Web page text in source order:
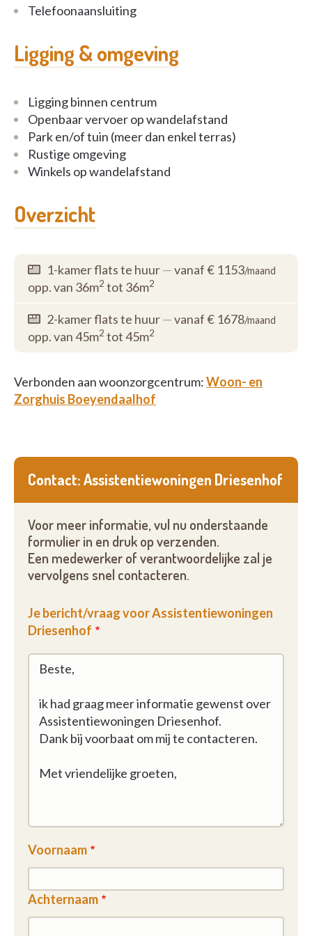
Voor wie van wandelen houdt is het Merodebos de
Telefoonaansluiting
Ligging & omgeving
Ligging binnen centrum
Openbaar vervoer op wandelafstand
Park en/of tuin (meer dan enkel terras)
Rustige omgeving
Winkels op wandelafstand
Overzicht
1-kamer flats te huur—vanaf € 1153/maand
opp. van 36m2 tot 36m2
2-kamer flats te huur—vanaf € 1678/maand
opp. van 45m2 tot 45m2
Verbonden aan woonzorgcentrum:Woon- en
Zorghuis Boeyendaalhof
Contact: Assistentiewoningen Driesenhof
Voor meer informatie, vul nu onderstaande
formulier in en druk op verzenden.
Een medewerker of verantwoordelijke zal je
vervolgens snel contacteren.
Je bericht/vraag voor Assistentiewoningen
Driesenhof
Voornaam
Achternaam